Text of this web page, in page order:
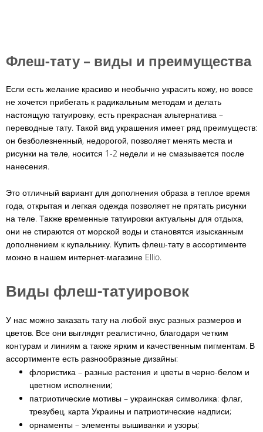
Флеш-тату – виды и преимущества
Если есть желание красиво и необычно украсить кожу, но вовсе
не хочется прибегать к радикальным методам и делать
настоящую татуировку, есть прекрасная альтернатива –
переводные тату. Такой вид украшения имеет ряд преимуществ:
он безболезненный, недорогой, позволяет менять места и
рисунки на теле, носится 1-2 недели и не смазывается после
нанесения.
Это отличный вариант для дополнения образа в теплое время
года, открытая и легкая одежда позволяет не прятать рисунки
на теле. Также временные татуировки актуальны для отдыха,
они не стираются от морской воды и становятся изысканным
дополнением к купальнику. Купить флеш-тату в ассортименте
можно в нашем интернет-магазине Ellio.
Виды флеш-татуировок
У нас можно заказать тату на любой вкус разных размеров и
цветов. Все они выглядят реалистично, благодаря четким
контурам и линиям а также ярким и качественным пигментам. В
ассортименте есть разнообразные дизайны:
флористика – разные растения и цветы в черно-белом и
цветном исполнении;
патриотические мотивы – украинская символика: флаг,
трезубец, карта Украины и патриотические надписи;
орнаменты – элементы вышиванки и узоры;